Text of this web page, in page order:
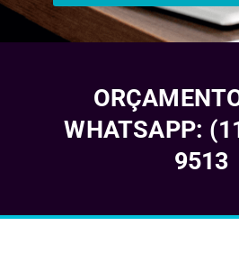
WHATSAPP:
9513